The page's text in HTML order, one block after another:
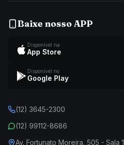
Baixe nosso APP
Disponível na
App Store
Disponível no
Google Play
(12) 3645-2300
(12) 99112-8686
Av. Fortunato Moreira, 505 - Sala 1